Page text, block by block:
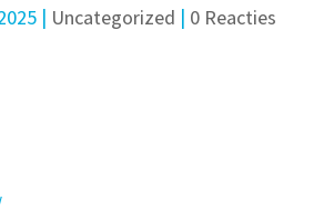
| Uncategorized | 0 Reacties